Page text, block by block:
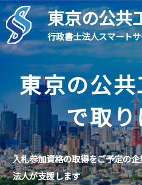
東京の公共
行政書士法人スマート
東京の公
で取
入札参加資格の取得をご予定の
法人が支援します